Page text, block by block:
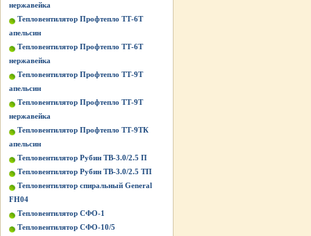
нержавейка
Тепловентилятор Профтепло ТТ-6Т
апельсин
Тепловентилятор Профтепло ТТ-6Т
нержавейка
Тепловентилятор Профтепло ТТ-9Т
апельсин
Тепловентилятор Профтепло ТТ-9Т
нержавейка
Тепловентилятор Профтепло ТТ-9ТК
апельсин
Тепловентилятор Рубин ТВ-3.0/2.5 П
Тепловентилятор Рубин ТВ-3.0/2.5 ТП
Тепловентилятор спиральный General
FH04
Тепловентилятор СФО-1
Тепловентилятор СФО-10/5